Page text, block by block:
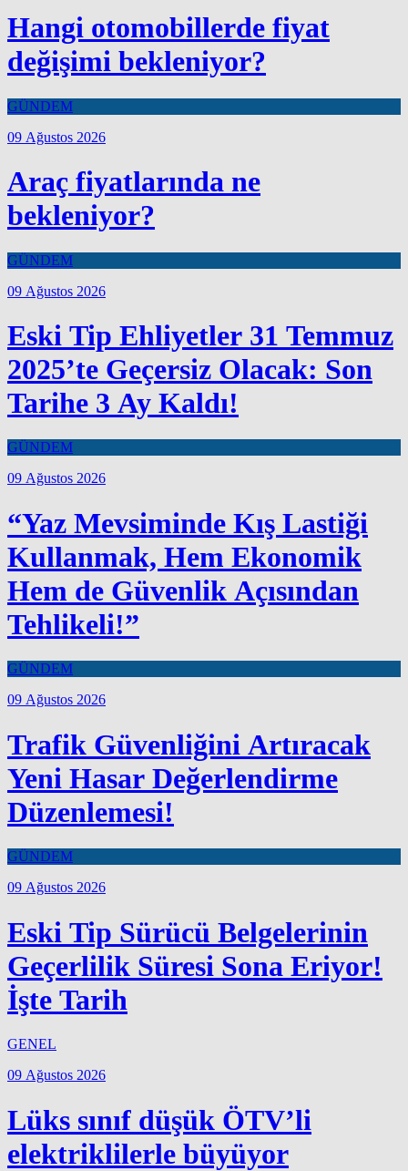
Hangi otomobillerde fiyat
değişimi bekleniyor?
GÜNDEM
09 Ağustos 2026
Araç fiyatlarında ne
bekleniyor?
GÜNDEM
09 Ağustos 2026
Eski Tip Ehliyetler 31 Temmuz
2025’te Geçersiz Olacak: Son
Tarihe 3 Ay Kaldı!
GÜNDEM
09 Ağustos 2026
“Yaz Mevsiminde Kış Lastiği
Kullanmak, Hem Ekonomik
Hem de Güvenlik Açısından
Tehlikeli!”
GÜNDEM
09 Ağustos 2026
Trafik Güvenliğini Artıracak
Yeni Hasar Değerlendirme
Düzenlemesi!
GÜNDEM
09 Ağustos 2026
Eski Tip Sürücü Belgelerinin
Geçerlilik Süresi Sona Eriyor!
İşte Tarih
GENEL
09 Ağustos 2026
Lüks sınıf düşük ÖTV’li
elektriklilerle büyüyor